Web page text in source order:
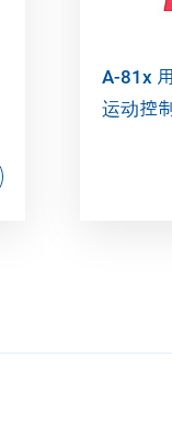
A-81x
运动控